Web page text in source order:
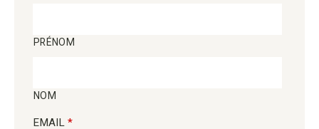
PRÉNOM
NOM
EMAIL *